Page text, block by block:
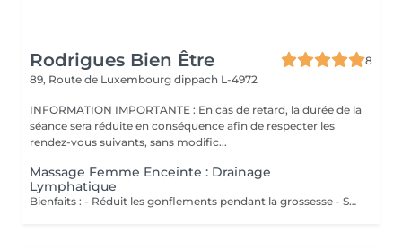
Rodrigues Bien Être
8
89, Route de Luxembourg dippach L-4972
INFORMATION IMPORTANTE : En cas de retard, la durée de la
séance sera réduite en conséquence afin de respecter les
rendez-vous suivants, sans modific...
Massage Femme Enceinte : Drainage
Lymphatique
Bienfaits : - Réduit les gonflements pendant la grossesse - Soulage les jambes lourdes - Améliore la circulation - Procure confort et légèreté